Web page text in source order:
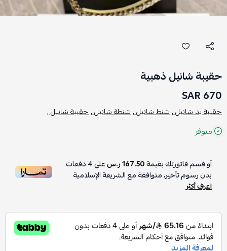
حقيبة شانيل ذهبية
670 SAR
حقيبة يد شانيل ,شنط شانيل ,شنطة شانيل ,حقيبة شانيل ,
متوفر
أو قسم فاتورتك بقيمة167.50 ر.س على4دفعات
بدون رسوم تأخير، متوافقة مع الشريعة الإسلامية
اعرف أكثر